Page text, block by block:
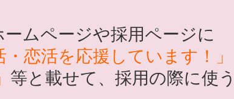
ムページや採用ページに
恋活を応援しています！」
等と載せて、採用の際に使う